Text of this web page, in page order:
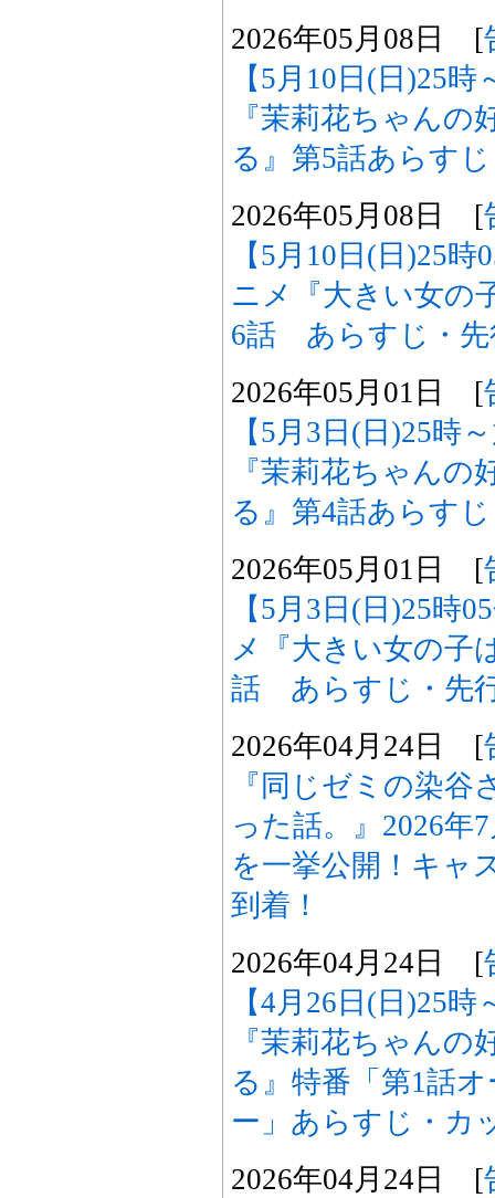
2026年05月08日 [
【5月10日(日)25
『茉莉花ちゃん
る』第5話あらす
2026年05月08日 [
【5月10日(日)25
ニメ『大きい女の
6話 あらすじ・先
2026年05月01日 [
【5月3日(日)25時
『茉莉花ちゃん
る』第4話あらす
2026年05月01日 [
【5月3日(日)25時
メ『大きい女の子
話 あらすじ・先
2026年04月24日 [
『同じゼミの染
った話。』2026年
を一挙公開！キャ
到着！
2026年04月24日 [
【4月26日(日)25
『茉莉花ちゃん
る』特番「第1話
ー」あらすじ・カ
2026年04月24日 [